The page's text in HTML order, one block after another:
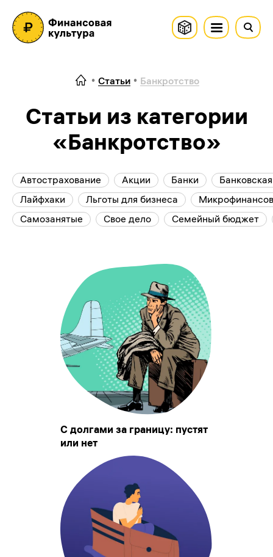
Статьи Банкротство
Статьи из категории
«Банкротство»
Автострахование Акции Банки
Лайфхаки
Льготы для бизнеса
Самозанятые
Свое дело Семейный бюджет
С долгами за границу: пустят
или нет